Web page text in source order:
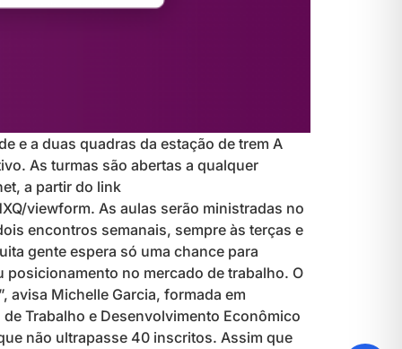
e a duas quadras da estação de trem A
As turmas são abertas a qualquer
a partir do link
viewform. As aulas serão ministradas no
encontros semanais, sempre às terças e
gente espera só uma chance para
posicionamento no mercado de trabalho. O
avisa Michelle Garcia, formada em
Trabalho e Desenvolvimento Econômico
não ultrapasse 40 inscritos. Assim que